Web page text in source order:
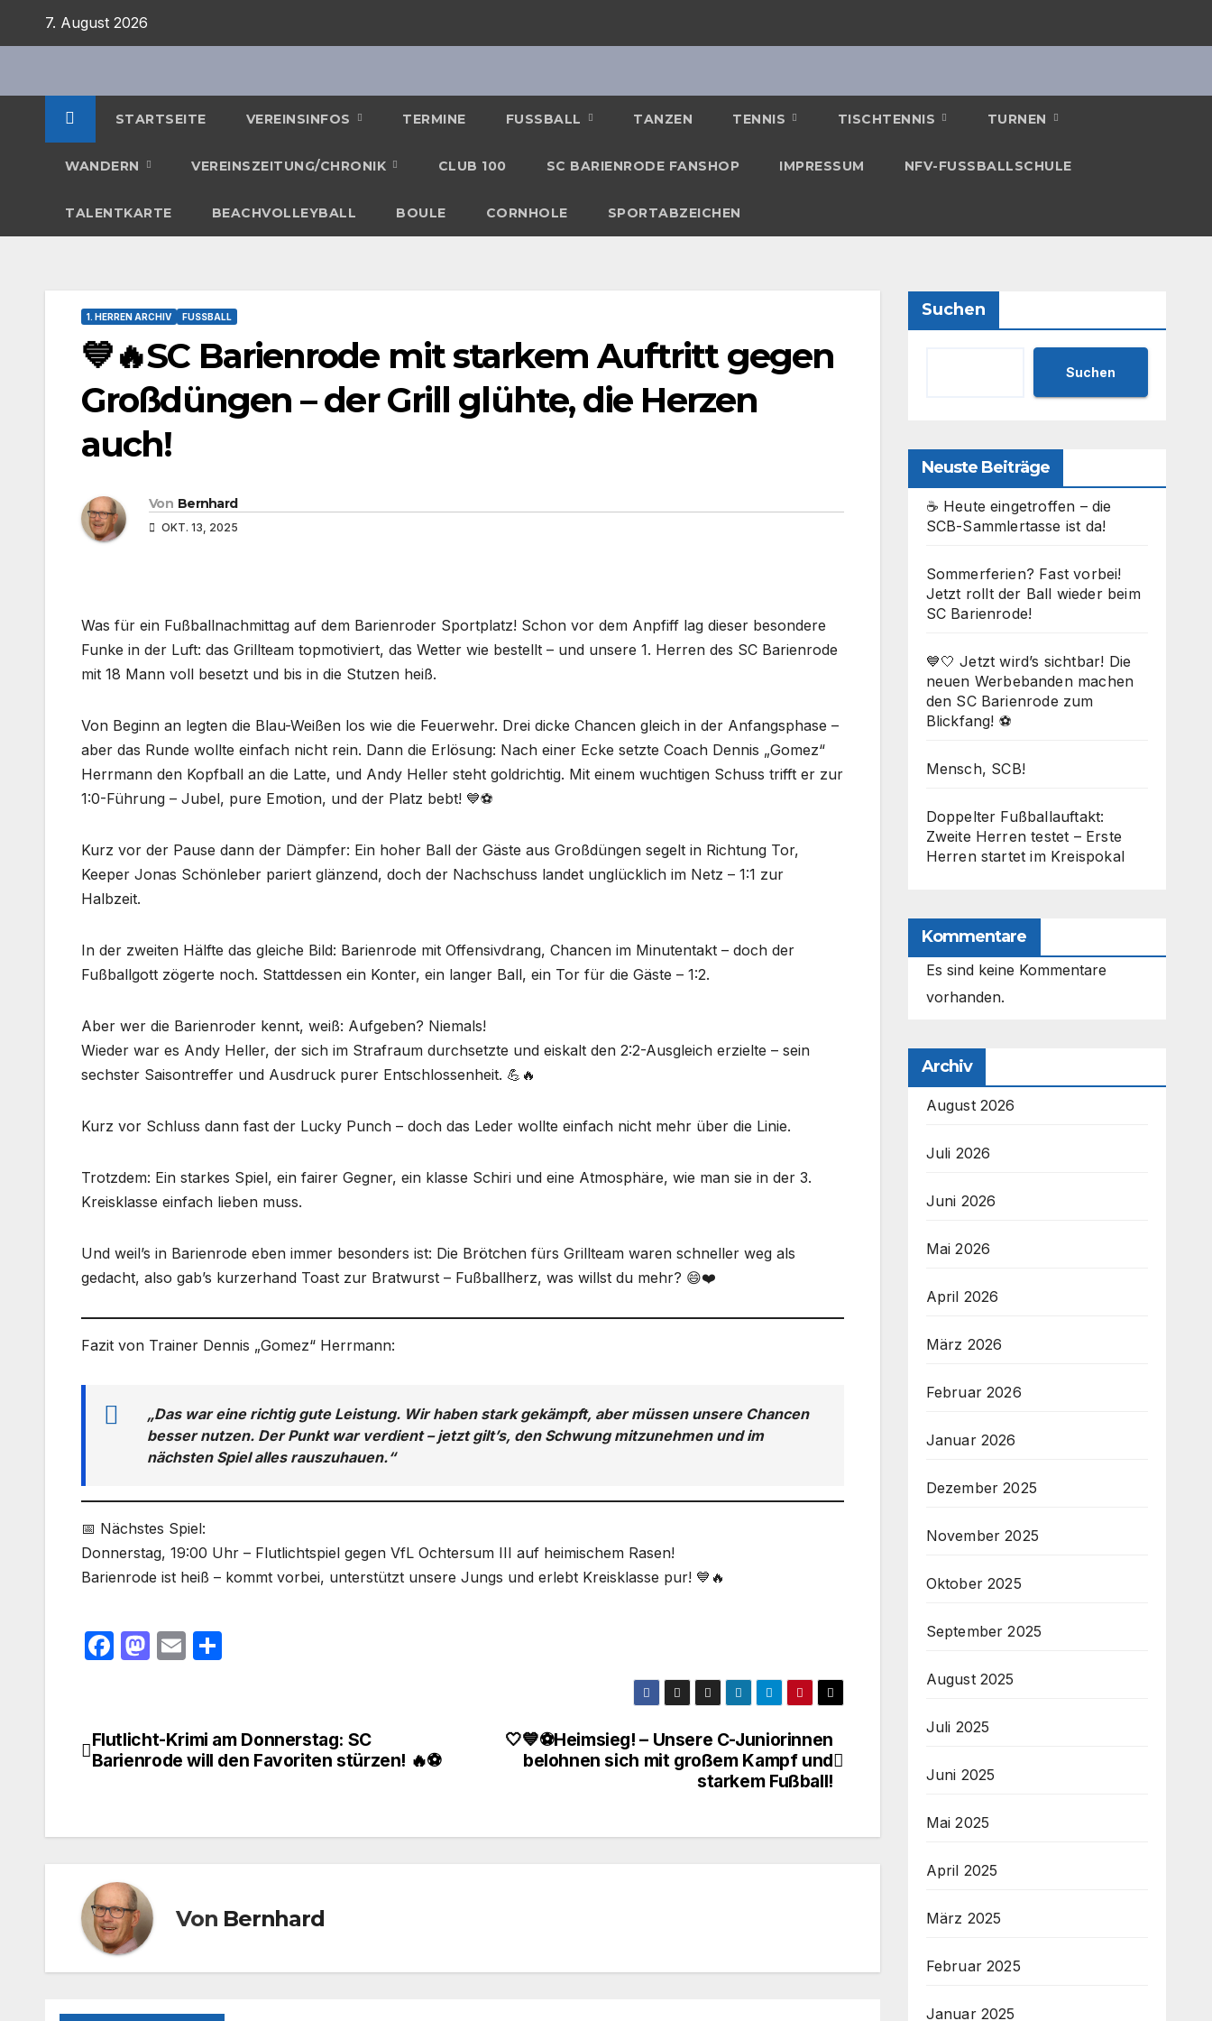
7. August 2026
STARTSEITE VEREINSINFOS TERMINE FUSSBALL TANZEN TENNIS TISCHTENNIS TURNEN
WANDERN VEREINSZEITUNG/CHRONIK CLUB 100 SC BARIENRODE FANSHOP IMPRESSUM NFV-FUSSBALLSCHULE
TALENTKARTE BEACHVOLLEYBALL BOULE CORNHOLE SPORTABZEICHEN
1. HERREN ARCHIV FUSSBALL
💙🔥SC Barienrode mit starkem Auftritt gegen
Großdüngen – der Grill glühte, die Herzen
auch!
Von Bernhard
OKT. 13, 2025
Was für ein Fußballnachmittag auf dem Barienroder Sportplatz! Schon vor dem Anpfiff lag dieser besondere
Funke in der Luft: das Grillteam topmotiviert, das Wetter wie bestellt – und unsere 1. Herren des SC Barienrode
mit 18 Mann voll besetzt und bis in die Stutzen heiß.
Von Beginn an legten die Blau-Weißen los wie die Feuerwehr. Drei dicke Chancen gleich in der Anfangsphase –
aber das Runde wollte einfach nicht rein. Dann die Erlösung: Nach einer Ecke setzte Coach Dennis „Gomez“
Herrmann den Kopfball an die Latte, und Andy Heller steht goldrichtig. Mit einem wuchtigen Schuss trifft er zur
1:0-Führung – Jubel, pure Emotion, und der Platz bebt! 💙⚽
Kurz vor der Pause dann der Dämpfer: Ein hoher Ball der Gäste aus Großdüngen segelt in Richtung Tor,
Keeper Jonas Schönleber pariert glänzend, doch der Nachschuss landet unglücklich im Netz – 1:1 zur
Halbzeit.
In der zweiten Hälfte das gleiche Bild: Barienrode mit Offensivdrang, Chancen im Minutentakt – doch der
Fußballgott zögerte noch. Stattdessen ein Konter, ein langer Ball, ein Tor für die Gäste – 1:2.
Aber wer die Barienroder kennt, weiß: Aufgeben? Niemals!
Wieder war es Andy Heller, der sich im Strafraum durchsetzte und eiskalt den 2:2-Ausgleich erzielte – sein
sechster Saisontreffer und Ausdruck purer Entschlossenheit. 💪🔥
Kurz vor Schluss dann fast der Lucky Punch – doch das Leder wollte einfach nicht mehr über die Linie.
Trotzdem: Ein starkes Spiel, ein fairer Gegner, ein klasse Schiri und eine Atmosphäre, wie man sie in der 3.
Kreisklasse einfach lieben muss.
Und weil’s in Barienrode eben immer besonders ist: Die Brötchen fürs Grillteam waren schneller weg als
gedacht, also gab’s kurzerhand Toast zur Bratwurst – Fußballherz, was willst du mehr? 😄❤️
Fazit von Trainer Dennis „Gomez“ Herrmann:
„Das war eine richtig gute Leistung. Wir haben stark gekämpft, aber müssen unsere Chancen
besser nutzen. Der Punkt war verdient – jetzt gilt’s, den Schwung mitzunehmen und im
nächsten Spiel alles rauszuhauen.“
📅 Nächstes Spiel:
Donnerstag, 19:00 Uhr – Flutlichtspiel gegen VfL Ochtersum III auf heimischem Rasen!
Barienrode ist heiß – kommt vorbei, unterstützt unsere Jungs und erlebt Kreisklasse pur! 💙🔥
F
e
b
k
M
o
d
E
n
Beitragsnavigation
🤍💙⚽Heimsieg! – Unsere C-Juniorinnen
belohnen sich mit großem Kampf und
starkem Fußball!
Flutlicht-Krimi am Donnerstag: SC
Barienrode will den Favoriten stürzen! 🔥⚽
Von Bernhard
Suchen
Suchen
Neuste Beiträge
☕ Heute eingetroffen – die
SCB-Sammlertasse ist da!
Sommerferien? Fast vorbei!
Jetzt rollt der Ball wieder beim
SC Barienrode!
💙🤍 Jetzt wird’s sichtbar! Die
neuen Werbebanden machen
den SC Barienrode zum
Blickfang! ⚽
Mensch, SCB!
Doppelter Fußballauftakt:
Zweite Herren testet – Erste
Herren startet im Kreispokal
Kommentare
Es sind keine Kommentare
vorhanden.
Archiv
August 2026
Juli 2026
Juni 2026
Mai 2026
April 2026
März 2026
Februar 2026
Januar 2026
Dezember 2025
November 2025
Oktober 2025
September 2025
August 2025
Juli 2025
Juni 2025
Mai 2025
April 2025
März 2025
Februar 2025
Januar 2025